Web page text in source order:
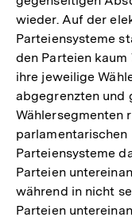
wieder. Auf der
Parteiensysteme
den Parteien
ihre jeweilige
abgegrenzten und
Wählersegmenten
Parteiensysteme
Parteien
während in nicht
Parteien